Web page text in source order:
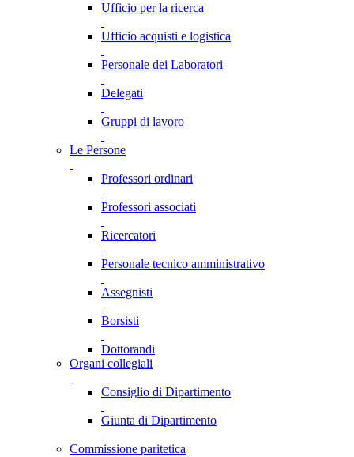
Ufficio per la ricerca
Ufficio acquisti e logistica
Personale dei Laboratori
Delegati
Gruppi di lavoro
Le Persone
Professori ordinari
Professori associati
Ricercatori
Personale tecnico amministrativo
Assegnisti
Borsisti
Dottorandi
Organi collegiali
Consiglio di Dipartimento
Giunta di Dipartimento
Commissione paritetica